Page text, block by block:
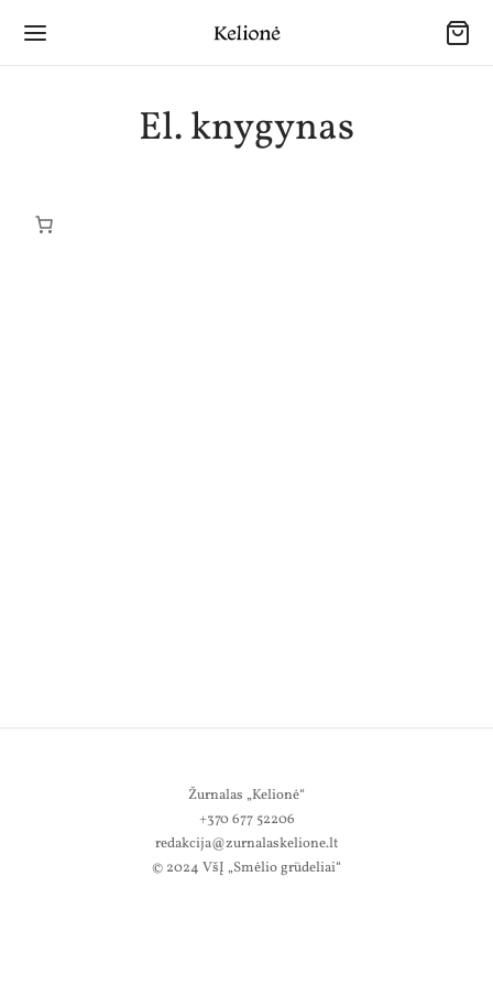
El. knygynas
Žurnalas „Kelionė“
+370 677 52206
redakcija@zurnalaskelione.lt
© 2024 VšĮ „Smėlio grūdeliai“